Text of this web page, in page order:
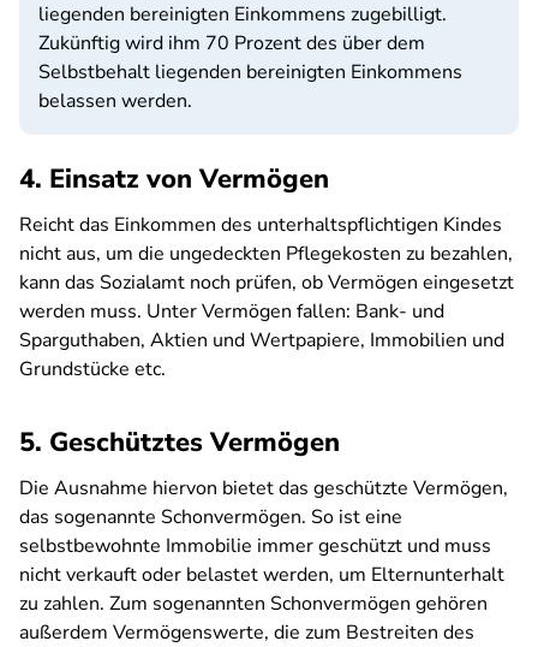
liegenden bereinigten Einkommens zugebilligt.
Zukünftig wird ihm 70 Prozent des über dem
Selbstbehalt liegenden bereinigten Einkommens
belassen werden.
4. Einsatz von Vermögen
Reicht das Einkommen des unterhaltspflichtigen Kindes
nicht aus, um die ungedeckten Pflegekosten zu bezahlen,
kann das Sozialamt noch prüfen, ob Vermögen eingesetzt
werden muss. Unter Vermögen fallen: Bank- und
Sparguthaben, Aktien und Wertpapiere, Immobilien und
Grundstücke etc.
5. Geschütztes Vermögen
Die Ausnahme hiervon bietet das geschützte Vermögen,
das sogenannte Schonvermögen. So ist eine
selbstbewohnte Immobilie immer geschützt und muss
nicht verkauft oder belastet werden, um Elternunterhalt
zu zahlen. Zum sogenannten Schonvermögen gehören
außerdem Vermögenswerte, die zum Bestreiten des